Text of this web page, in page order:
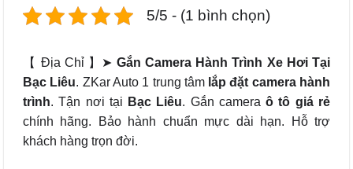
5/5 - (1 bình chọn)
【 Địa Chỉ 】➤ Gắn Camera Hành Trình Xe Hơi Tại
Bạc Liêu. ZKar Auto 1 trung tâm lắp đặt camera hành
trình. Tận nơi tại Bạc Liêu. Gắn cameraô tô giá rẻ
chính hãng. Bảo hành chuẩn mực dài hạn. Hỗ trợ
khách hàng trọn đời.